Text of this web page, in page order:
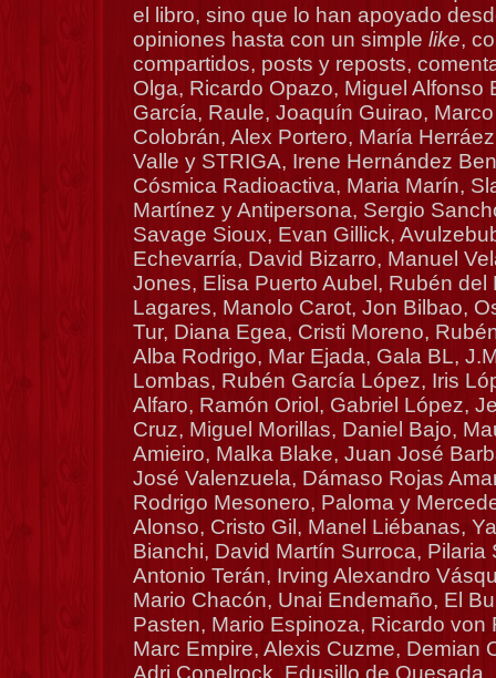
el libro, sino que lo han apoyado
opiniones hasta con un simple like,
compartidos, posts y reposts,
Olga, Ricardo Opazo, Miguel Alfonso
García, Raule, Joaquín Guirao,
Colobrán, Alex Portero, María
Valle y STRIGA, Irene Hernández
Cósmica Radioactiva, Maria Marín,
Martínez y Antipersona, Sergio
Savage Sioux, Evan Gillick,
Echevarría, David Bizarro, Manuel
Jones, Elisa Puerto Aubel, Rubén del
Lagares, Manolo Carot, Jon Bilbao,
Tur, Diana Egea, Cristi Moreno,
Alba Rodrigo, Mar Ejada, Gala BL,
Lombas, Rubén García López, Iris
Alfaro, Ramón Oriol, Gabriel López,
Cruz, Miguel Morillas, Daniel Bajo,
Amieiro, Malka Blake, Juan José
José Valenzuela, Dámaso Rojas
Rodrigo Mesonero, Paloma y
Alonso, Cristo Gil, Manel Liébanas,
Bianchi, David Martín Surroca, Pilaria
Antonio Terán, Irving Alexandro
Mario Chacón, Unai Endemaño, El
Pasten, Mario Espinoza, Ricardo von
Marc Empire, Alexis Cuzme, Demian
Adri Conelrock, Edusillo de